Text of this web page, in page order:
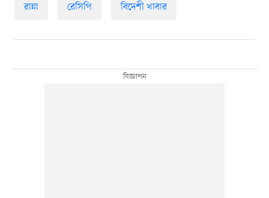
রান্না রেসিপি বিদেশী খাবার